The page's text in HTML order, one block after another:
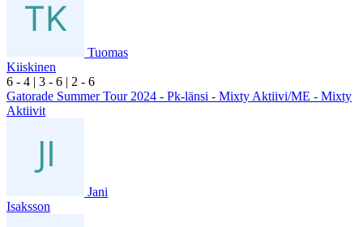
Tuomas
Kiiskinen
6 - 4 | 3 - 6 | 2 - 6
Gatorade Summer Tour 2024 - Pk-länsi - Mixty Aktiivi/ME - Mixty
Aktiivit
Jani
Isaksson